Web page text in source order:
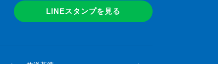
LINEスタンプを見る